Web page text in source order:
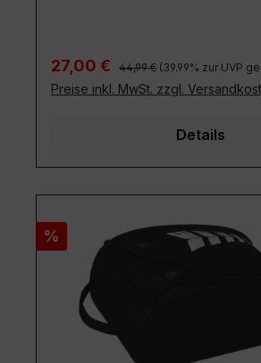
Verkaufspreis:
27,00 € Regulärer Preis:
44,99 € (39.99% zur UVP
Preise inkl. MwSt. zzgl.
Details
Rabatt
%